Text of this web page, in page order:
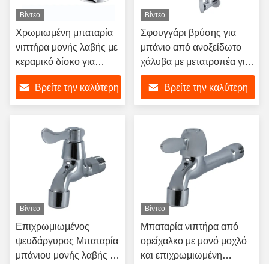
Βίντεο
Χρωμιωμένη μπαταρία
νιπτήρα μονής λαβής με
κεραμικό δίσκο για
μπάνιο κτιρίου γραφείων
Βρείτε την καλύτερη
Βίντεο
Σφουγγάρι βρύσης για
μπάνιο από ανοξείδωτο
χάλυβα με μετατροπέα για
το τείχος του νεροχύτη της
κουζίναςΒρείτε την καλύτερη
Βίντεο
Επιχρωμιωμένος
ψευδάργυρος Μπαταρία
μπάνιου μονής λαβής με
Βίντεο
Μπαταρία νιπτήρα από
ορείχαλκο με μονό μοχλό
και επιχρωμιωμένη